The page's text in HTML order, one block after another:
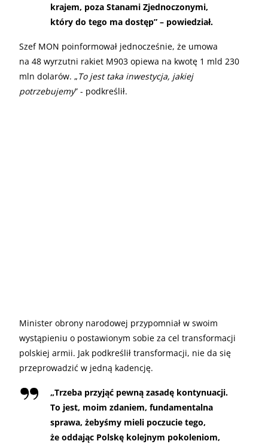
krajem, poza Stanami Zjednoczonymi,
który do tego ma dostęp” – powiedział.
Szef MON poinformował jednocześnie, że umowa
na 48 wyrzutni rakiet M903 opiewa na kwotę 1 mld 230
mln dolarów. „To jest taka inwestycja, jakiej
potrzebujemy” - podkreślił.
Minister obrony narodowej przypomniał w swoim
wystąpieniu o postawionym sobie za cel transformacji
polskiej armii. Jak podkreślił transformacji, nie da się
przeprowadzić w jedną kadencję.
„Trzeba przyjąć pewną zasadę kontynuacji.
To jest, moim zdaniem, fundamentalna
sprawa, żebyśmy mieli poczucie tego,
że oddając Polskę kolejnym pokoleniom,